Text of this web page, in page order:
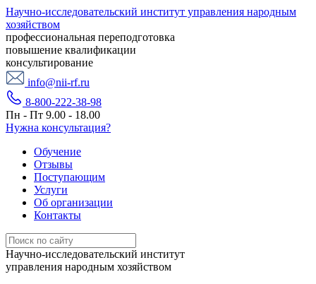
Научно-исследовательский институт управления народным
хозяйством
профессиональная переподготовка
повышение квалификации
консультирование
info@nii-rf.ru
8-800-222-38-98
Пн - Пт 9.00 - 18.00
Нужна консультация?
Обучение
Отзывы
Поступающим
Услуги
Об организации
Контакты
Научно-исследовательский институт
управления народным хозяйством